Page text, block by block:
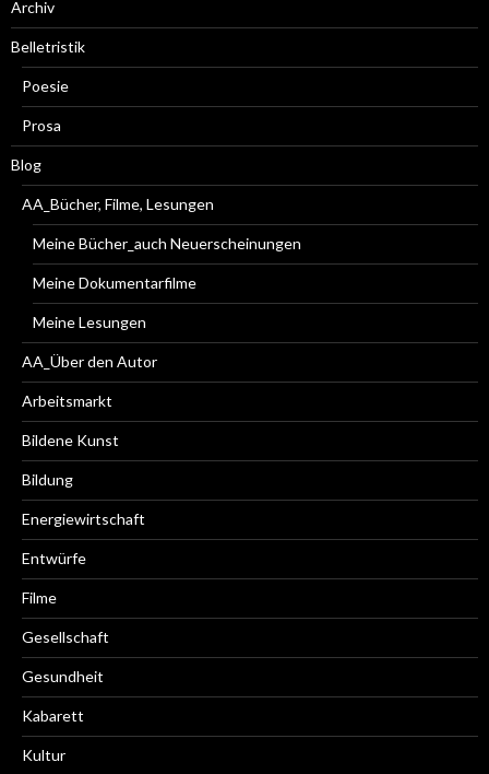
Archiv
Belletristik
Poesie
Prosa
Blog
AA_Bücher, Filme, Lesungen
Meine Bücher_auch Neuerscheinungen
Meine Dokumentarfilme
Meine Lesungen
AA_Über den Autor
Arbeitsmarkt
Bildene Kunst
Bildung
Energiewirtschaft
Entwürfe
Filme
Gesellschaft
Gesundheit
Kabarett
Kultur